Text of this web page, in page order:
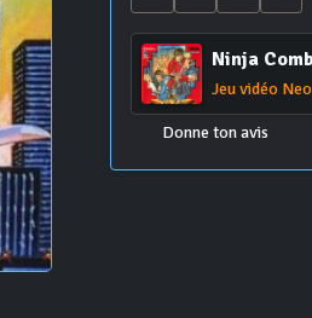
Ninja
Jeu vidéo
Donne ton avis